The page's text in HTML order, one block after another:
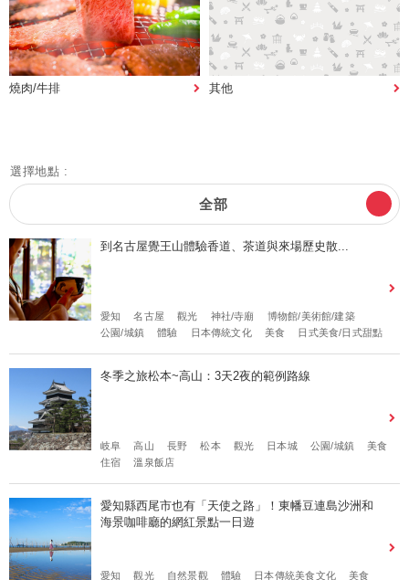
燒肉/牛排 其他
選擇地點 :
全部
到名古屋覺王山體驗香道、茶道與來場歷史散...
愛知 名古屋 觀光 神社/寺廟
博物館/美術館/建築
公園/城鎮
體驗 日本傳統文化 美食 日式美食/日式甜點
冬季之旅松本~高山：3天2夜的範例路線
岐阜 高山 長野 松本 觀光 日本城 公園/城鎮
美食
住宿
溫泉飯店
愛知縣西尾市也有「天使之路」！東幡豆連島沙洲和
海景咖啡廳的網紅景點一日遊
愛知 觀光 自然景觀 體驗 日本傳統美食文化 美食